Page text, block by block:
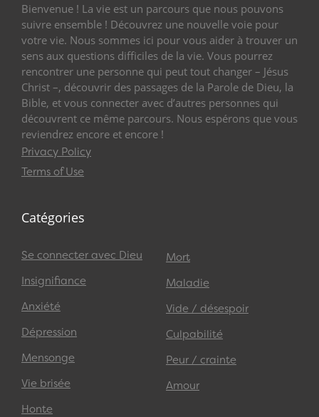
Bienvenue ! La vie est un parcours que nous pouvons
suivre ensemble ! Découvrez une nouvelle voie pour
votre vie. Nous sommes ici pour vous aider à trouver un
sens aux questions difficiles de la vie. Vous pourrez
rencontrer une personne qui peut tout changer – Jésus
Christ –, découvrir des passages de la Parole de Dieu, la
Bible, et vous connecter avec d’autres personnes qui
découvrent ce même parcours. Nous espérons que vous
reviendrez encore et encore !
Privacy Policy
Terms of Use
Catégories
Se connecter avec Dieu
Insignifiance
Anxiété
Dépression
Mensonge
Vie brisée
Honte
Mort
Maladie
Vide / désespoir
Culpabilité
Peur / crainte
Amour